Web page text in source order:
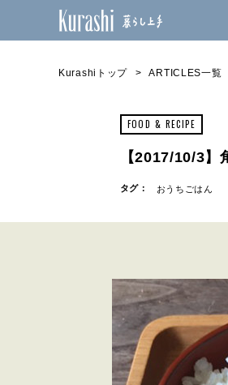
Kurashiトップ ARTICLES一覧
FOOD & RECIPE
【2017/10/3
タグ： おうちごはん